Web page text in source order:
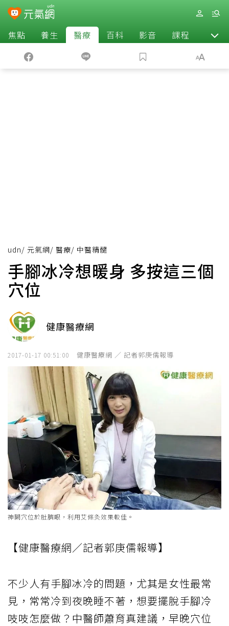
焦點 養生 醫療 百科 影音 課程 退休
udn/ 元氣網/ 醫療/ 中醫精髓
手腳冰冷想暖身 多按這三個
穴位
健康醫療網
2017-01-17 00:51:00 健康醫療網 ／ 記者郭庚儒報導
神闕穴位於肚臍眼，利用艾條灸效果較佳。
【健康醫療網／記者郭庚儒報導】
不少人有手腳冰冷的問題，尤其是女性最常
見，常常冷到夜晚睡不著，想要擺脫手腳冷
吱吱怎麼做？中醫師蕭育真建議，早晚穴位